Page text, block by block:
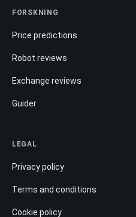
FORSKNING
Price predictions
Robot reviews
Exchange reviews
Guider
LEGAL
Privacy policy
Terms and conditions
Cookie policy